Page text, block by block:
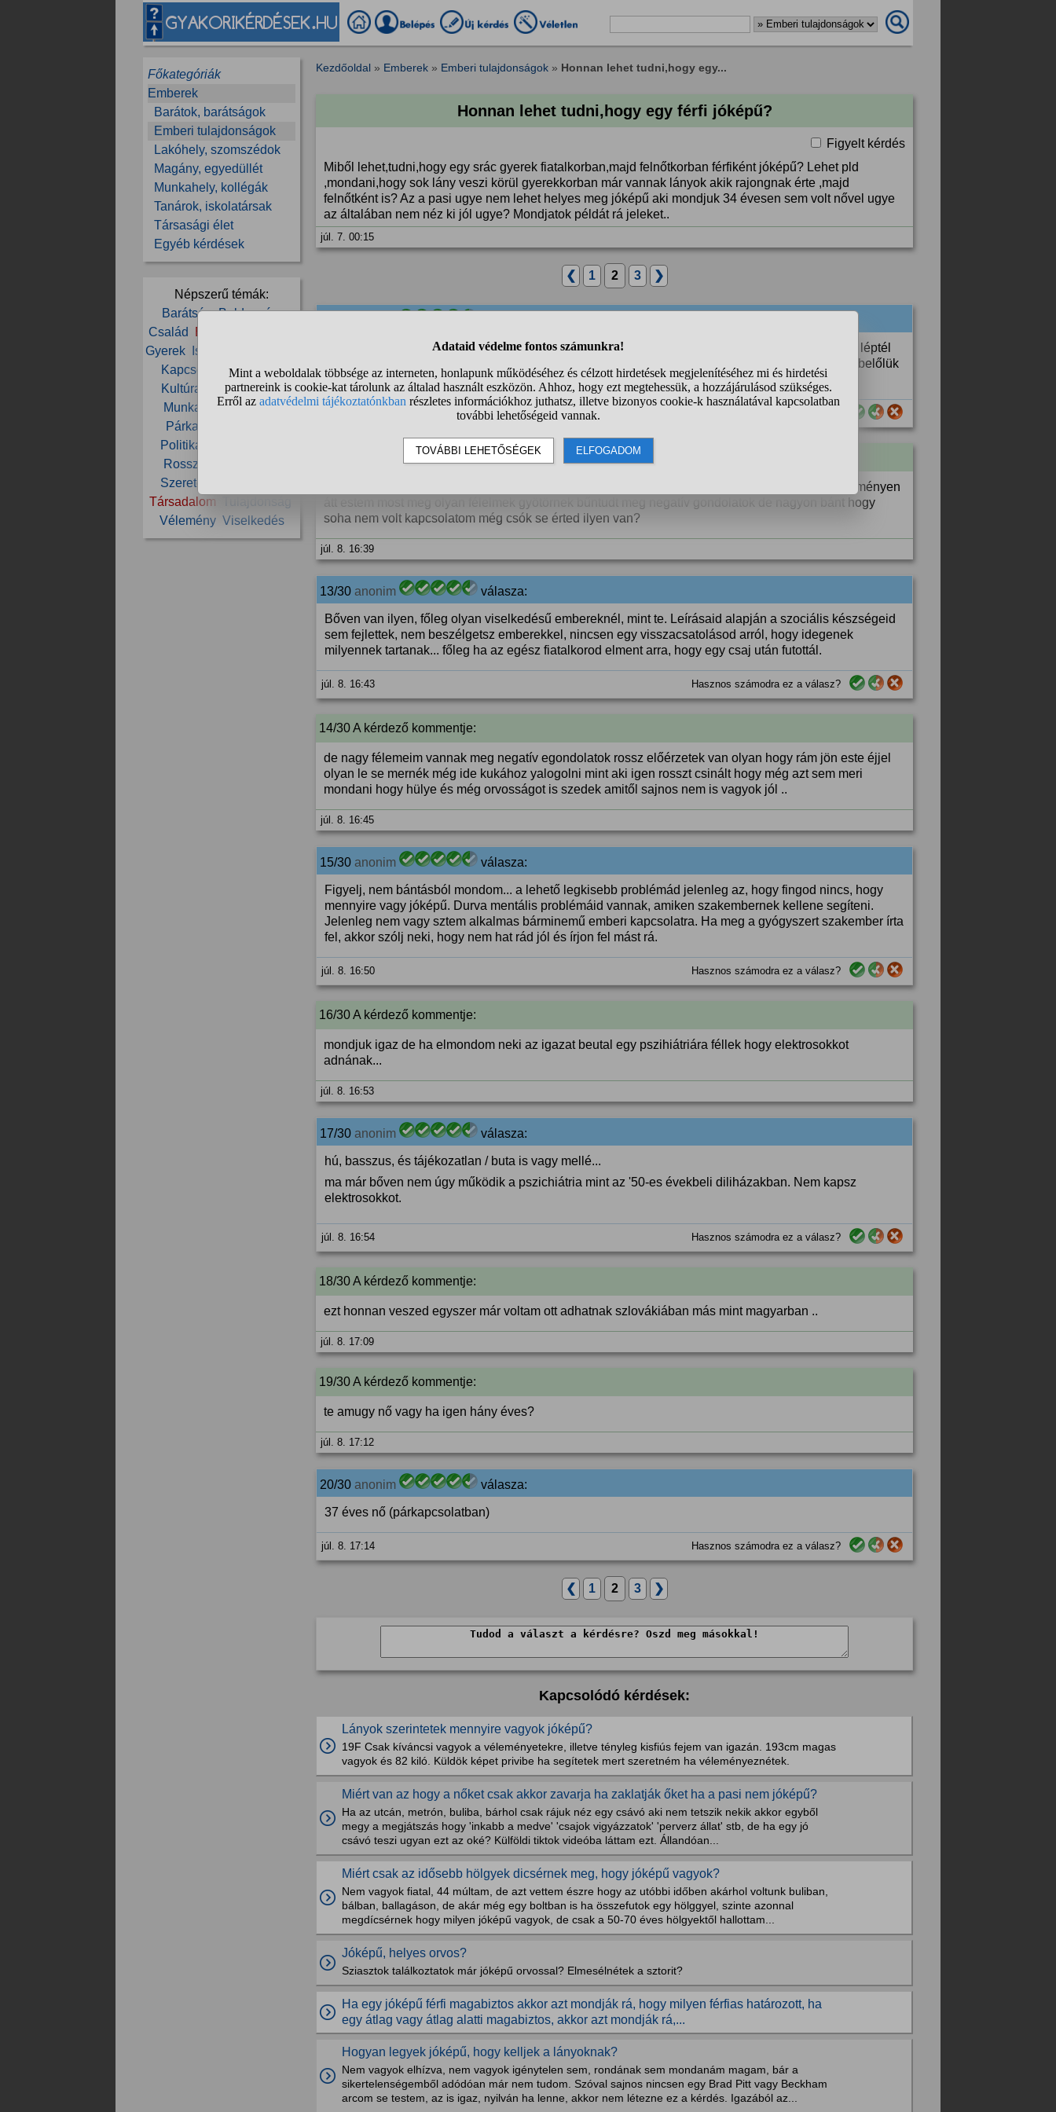
Főkategóriák
Emberek
Barátok, barátságok
Emberi tulajdonságok
Lakóhely, szomszédok
Magány, egyedüllét
Munkahely, kollégák
Tanárok, iskolatársak
Társasági élet
Egyéb kérdések
Népszerű témák:
Barátság Boldogság
Család
Élet
Gyerek
Iskola
Kapcsolat
Közösség
Kultúra
Lány Munka
Munkahely Nő Nők
Párkapcsolat
Politika
Rossz
Szeretet
Társadalom
Vélemény Viselkedés
Kezdőoldal » Emberek » Emberi tulajdonságok » Honnan lehet tudni,hogy egy...
Honnan lehet tudni,hogy egy férfi jóképű?
Figyelt kérdés
Miből lehet,tudni,hogy egy srác gyerek fiatalkorban,majd felnőtkorban férfiként jóképű? Lehet pld
,mondani,hogy sok lány veszi körül gyerekkorban már vannak lányok akik rajongnak érte ,majd
felnőtként is? Az a pasi ugye nem lehet helyes meg jóképű aki mondjuk 34 évesen sem volt nővel ugye
az általában nem néz ki jól ugye? Mondjatok példát rá jeleket..
júl. 7. 00:15
❮ 1 2 3 ❯
Ha ennyire online élsz, hogy arról beszélsz milyen képeid vannak, akkor valszeg annyira nem is léptél
kontaktba emberekkel, hogy ezeket a visszacsatolásokat egyáltalán megkapd élőben, hogy tudj belőlük
következtetéseket levonni.
12/30 A kérdező kommentje:
igen mert fiatalon haálosan szerelmes voltam csjba évekig hosszú évekig aztán sok negtaív eseményen
átt estem most meg olyan félelmek gyötörnek bűntudt meg negatív gondolatok de nagyon bánt hogy
soha nem volt kapcsolatom még csók se érted ilyen van?
júl. 8. 16:39
13/30 anonim válasza:
Bőven van ilyen, főleg olyan viselkedésű embereknél, mint te. Leírásaid alapján a szociális készségeid
sem fejlettek, nem beszélgetsz emberekkel, nincsen egy visszacsatolásod arról, hogy idegenek
milyennek tartanak... főleg ha az egész fiatalkorod elment arra, hogy egy csaj után futottál.
júl. 8. 16:43 Hasznos számodra ez a válasz?
14/30 A kérdező kommentje:
de nagy félemeim vannak meg negatív egondolatok rossz előérzetek van olyan hogy rám jön este éjjel
olyan le se mernék még ide kukához yalogolni mint aki igen rosszt csinált hogy még azt sem meri
mondani hogy hülye és még orvosságot is szedek amitől sajnos nem is vagyok jól ..
júl. 8. 16:45
15/30 anonim válasza:
Figyelj, nem bántásból mondom... a lehető legkisebb problémád jelenleg az, hogy fingod nincs, hogy
mennyire vagy jóképű. Durva mentális problémáid vannak, amiken szakembernek kellene segíteni.
Jelenleg nem vagy sztem alkalmas bárminemű emberi kapcsolatra. Ha meg a gyógyszert szakember írta
fel, akkor szólj neki, hogy nem hat rád jól és írjon fel mást rá.
júl. 8. 16:50 Hasznos számodra ez a válasz?
16/30 A kérdező kommentje:
mondjuk igaz de ha elmondom neki az igazat beutal egy pszihiátriára féllek hogy elektrosokkot
adnának...
júl. 8. 16:53
17/30 anonim válasza:
hú, basszus, és tájékozatlan / buta is vagy mellé...
ma már bőven nem úgy működik a pszichiátria mint az '50-es évekbeli diliházakban. Nem kapsz
elektrosokkot.
júl. 8. 16:54 Hasznos számodra ez a válasz?
18/30 A kérdező kommentje:
ezt honnan veszed egyszer már voltam ott adhatnak szlovákiában más mint magyarban ..
júl. 8. 17:09
19/30 A kérdező kommentje:
te amugy nő vagy ha igen hány éves?
júl. 8. 17:12
20/30 anonim válasza:
37 éves nő (párkapcsolatban)
júl. 8. 17:14 Hasznos számodra ez a válasz?
❮ 1 2 3 ❯
Kapcsolódó kérdések:
Lányok szerintetek mennyire vagyok jóképű?
19F Csak kíváncsi vagyok a véleményetekre, illetve tényleg kisfiús fejem van igazán. 193cm magas
vagyok és 82 kiló. Küldök képet privibe ha segítetek mert szeretném ha véleményeznétek.
Miért van az hogy a nőket csak akkor zavarja ha zaklatják őket ha a pasi nem jóképű?
Ha az utcán, metrón, buliba, bárhol csak rájuk néz egy csávó aki nem tetszik nekik akkor egyből
megy a megjátszás hogy 'inkabb a medve' 'csajok vigyázzatok' 'perverz állat' stb, de ha egy jó
csávó teszi ugyan ezt az oké? Külföldi tiktok videóba láttam ezt. Állandóan...
Miért csak az idősebb hölgyek dicsérnek meg, hogy jóképű vagyok?
Nem vagyok fiatal, 44 múltam, de azt vettem észre hogy az utóbbi időben akárhol voltunk buliban,
bálban, ballagáson, de akár még egy boltban is ha összefutok egy hölggyel, szinte azonnal
megdícsérnek hogy milyen jóképű vagyok, de csak a 50-70 éves hölgyektől hallottam...
Jóképű, helyes orvos?
Sziasztok találkoztatok már jóképű orvossal? Elmesélnétek a sztorit?
Ha egy jóképű férfi magabiztos akkor azt mondják rá, hogy milyen férfias határozott, ha
egy átlag vagy átlag alatti magabiztos, akkor azt mondják rá,...
Hogyan legyek jóképű, hogy kelljek a lányoknak?
Nem vagyok elhízva, nem vagyok igénytelen sem, rondának sem mondanám magam, bár a
sikertelenségemből adódóan már nem tudom. Szóval sajnos nincsen egy Brad Pitt vagy Beckham
arcom se testem, az is igaz, nyilván ha lenne, akkor nem létezne ez a kérdés. Igazából az...